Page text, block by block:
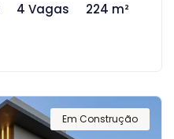
4 Vagas 224 m²
Em Construção